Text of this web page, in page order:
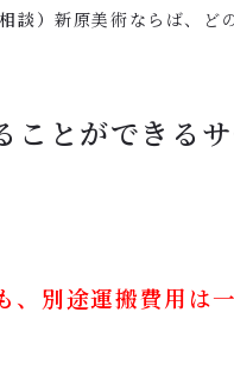
談）新原美術ならば、ど
とができるサ
、別途運搬費用は